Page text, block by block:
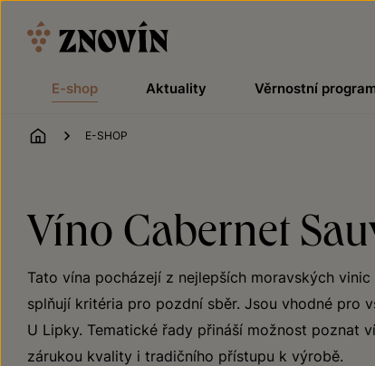
E-shop Aktuality Věrnostní
ÚVOD
E-SHOP
Víno Cabernet
Tato vína pocházejí z nejlepších moravských
splňují kritéria pro pozdní sběr. Jsou vhodné pro
U Lipky. Tematické řady přináší možnost poznat
zárukou kvality i tradičního přístupu k výrobě.